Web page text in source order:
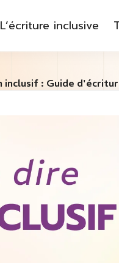
L’écriture inclusive
: Guide